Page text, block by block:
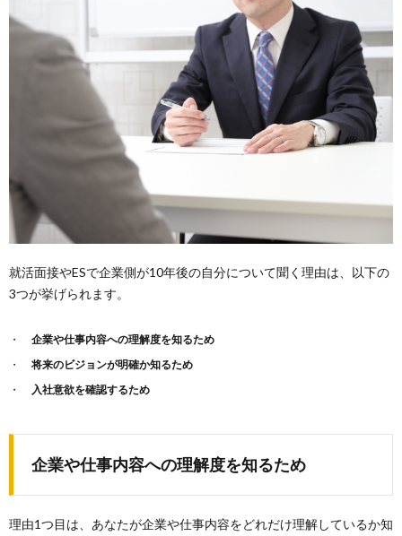
就活面接やESで企業側が10年後の自分について聞く理由は、以下の
3つが挙げられます。
企業や仕事内容への理解度を知るため
将来のビジョンが明確か知るため
入社意欲を確認するため
企業や仕事内容への理解度を知るため
理由1つ目は、あなたが企業や仕事内容をどれだけ理解しているか知